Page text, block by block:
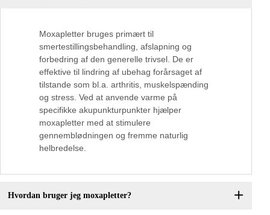
Moxapletter bruges primært til
smertestillingsbehandling, afslapning og
forbedring af den generelle trivsel. De er
effektive til lindring af ubehag forårsaget af
tilstande som bl.a. arthritis, muskelspænding
og stress. Ved at anvende varme på
specifikke akupunkturpunkter hjælper
moxapletter med at stimulere
gennemblødningen og fremme naturlig
helbredelse.
Hvordan bruger jeg moxapletter?